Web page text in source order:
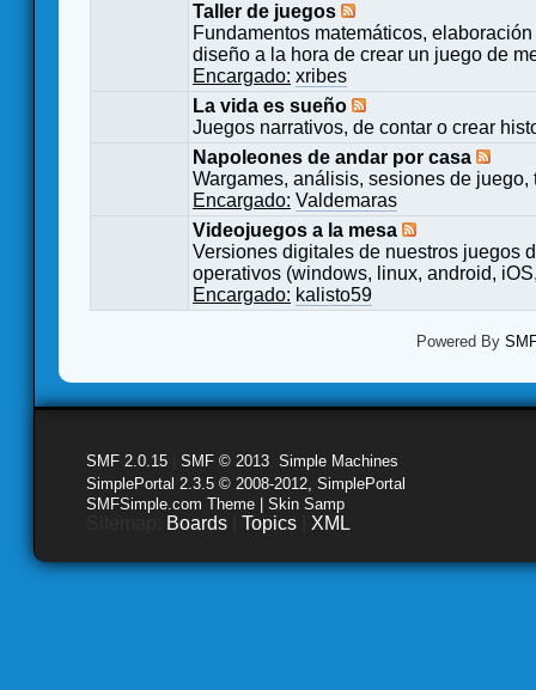
Taller de juegos
Fundamentos matemáticos,
diseño a la hora de crear un juego de
Encargado: xribes
La vida es sueño
Juegos narrativos, de contar o crear
Napoleones de andar por casa
Wargames, análisis, sesiones de
Encargado: Valdemaras
Videojuegos a la mesa
Versiones digitales de nuestros juegos
operativos (windows, linux, android,
Encargado: kalisto59
Powered By
SMF 2.0.15 SMF © 2013 Simple Machines
SimplePortal 2.3.5 © 2008-2012, SimplePortal
SMFSimple.com Theme | Skin Samp
Boards Topics XML